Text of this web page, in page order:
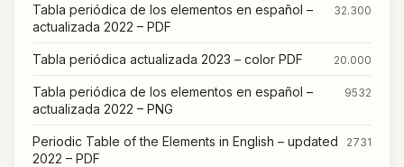
Tabla periódica de los elementos en español –
actualizada 2022 – PDF
32.300
Tabla periódica actualizada 2023 – color PDF 20.000
Tabla periódica de los elementos en español –
actualizada 2022 – PNG
9532
Periodic Table of the Elements in English – updated
2022 – PDF
2731